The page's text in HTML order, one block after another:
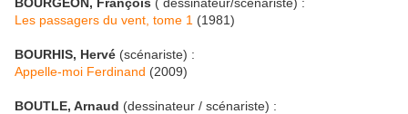
Les passagers du vent, tome 1 (1981)
BOURHIS, Hervé (scénariste) :
Appelle-moi Ferdinand (2009)
BOUTLE, Arnaud (dessinateur / scénariste) :